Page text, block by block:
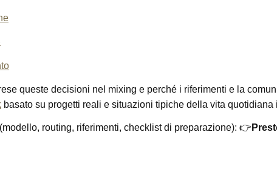
queste decisioni nel mixing e perché i riferimenti e la
basato su progetti reali e situazioni tipiche della vita quotidiana
routing, riferimenti, checklist di preparazione): 👉